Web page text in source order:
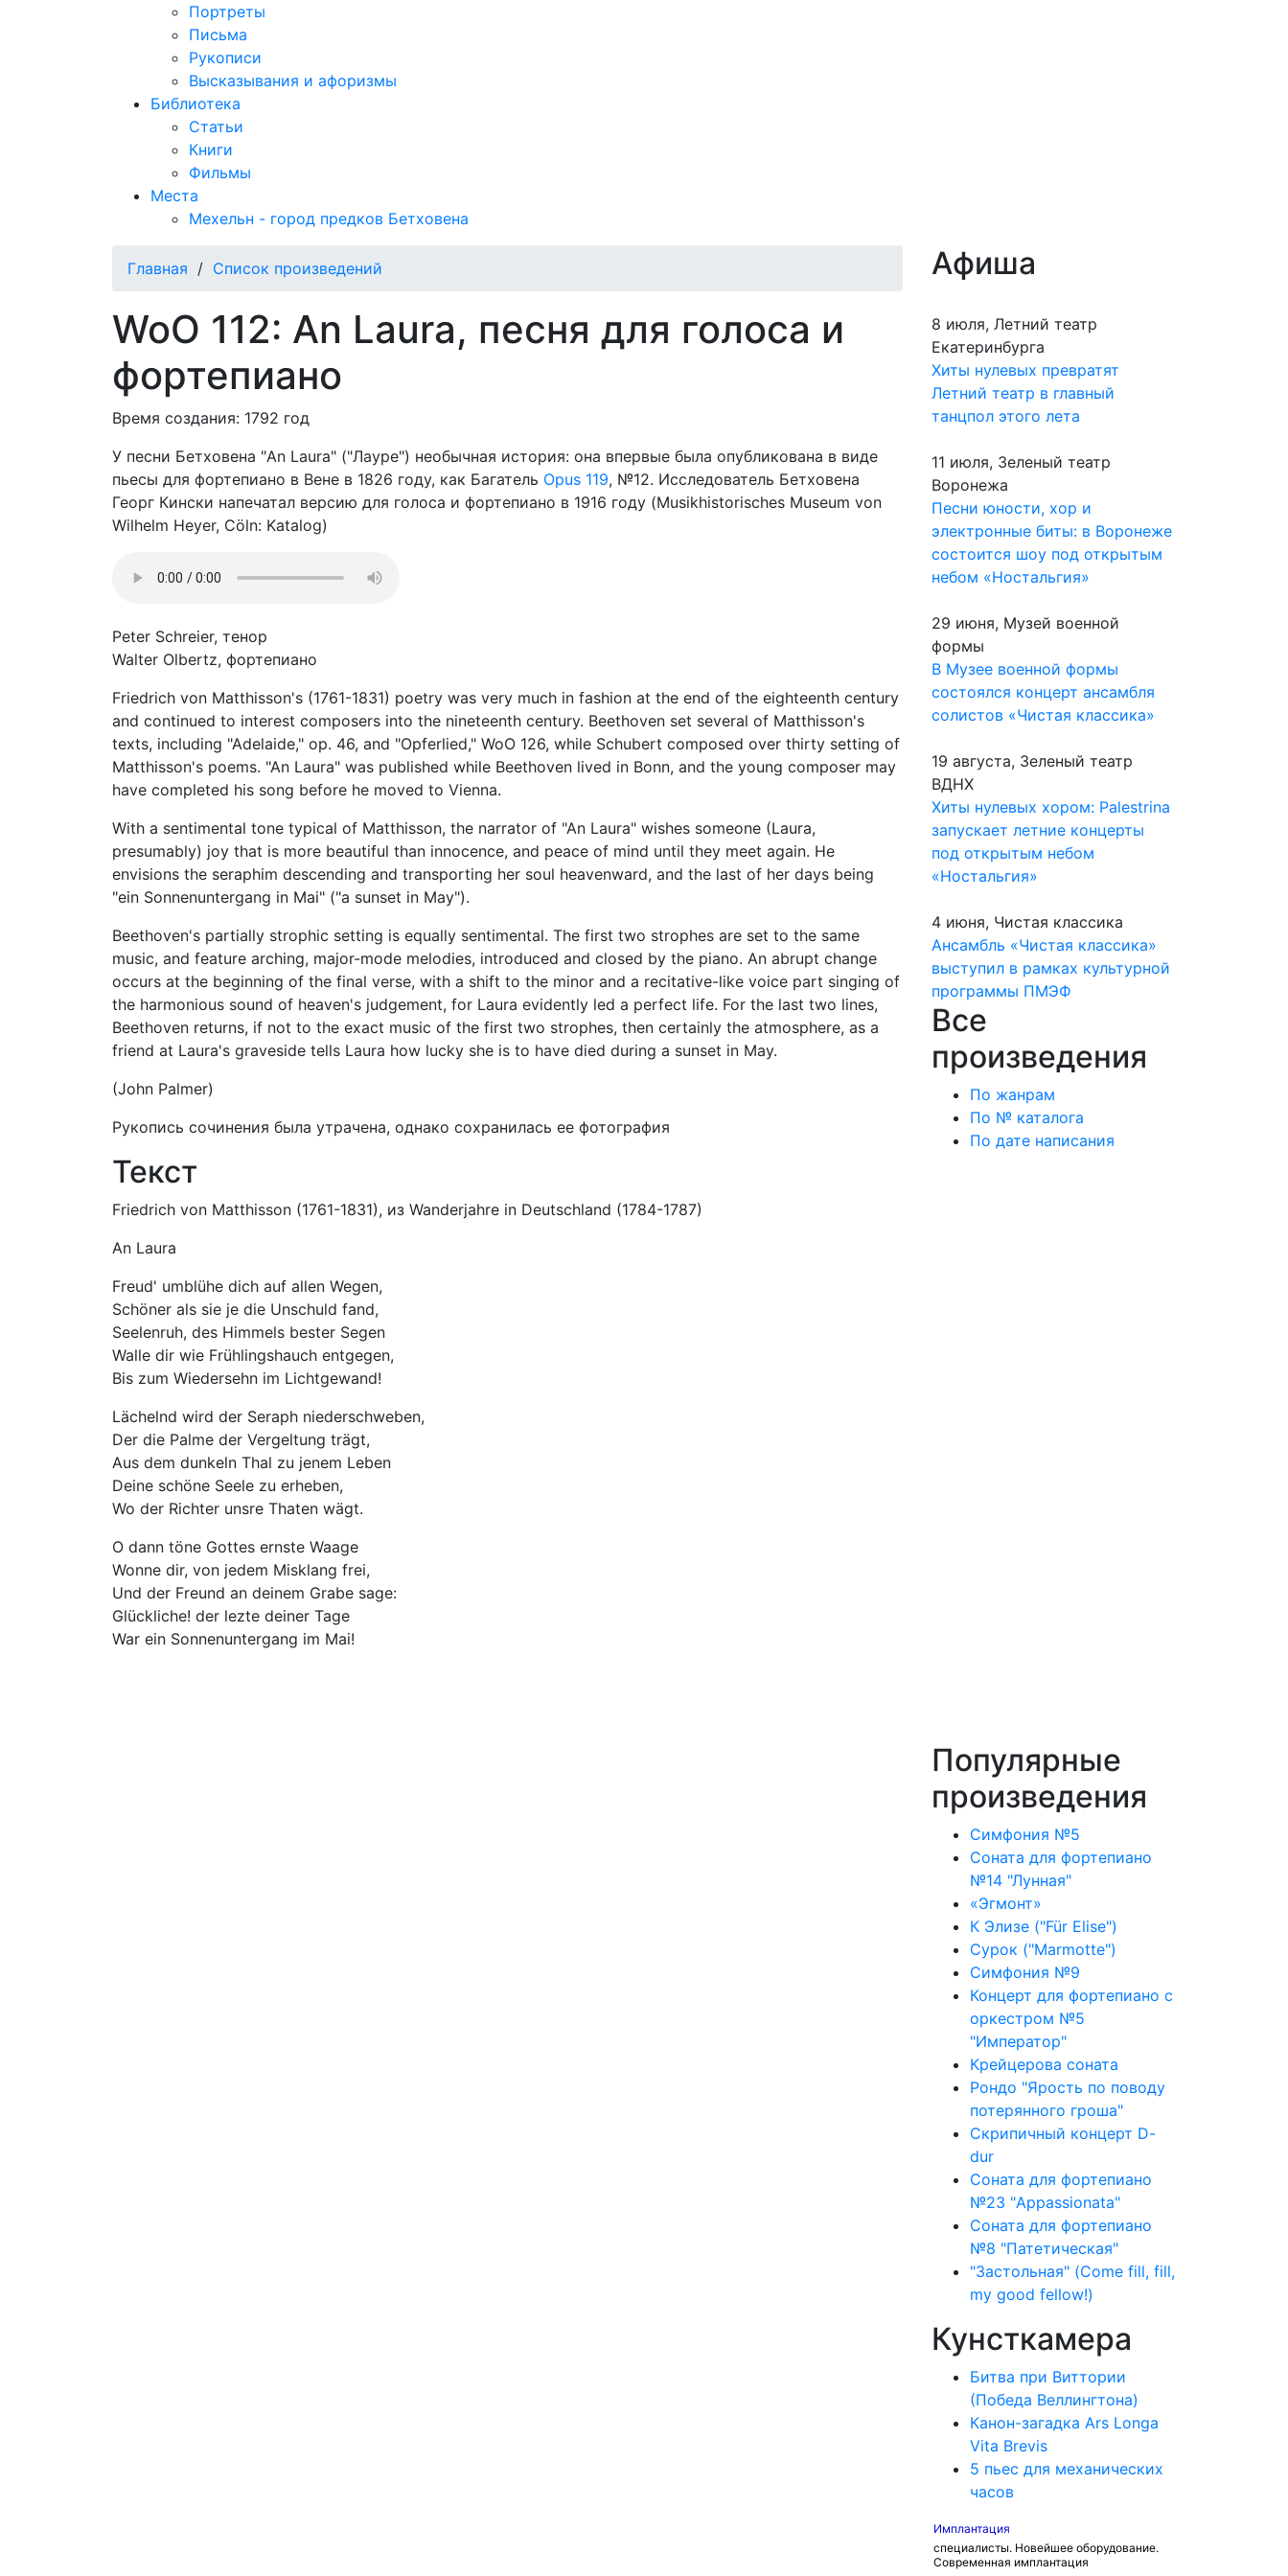
Портреты
Письма
Рукописи
Высказывания и афоризмы
Библиотека
Статьи
Книги
Фильмы
Места
Мехельн - город предков Бетховена
Главная / Список произведений
WoO 112: An Laura, песня для голоса и
фортепиано
Время создания: 1792 год
У песни Бетховена "An Laura" ("Лауре") необычная история: она впервые была опубликована в виде
пьесы для фортепиано в Вене в 1826 году, как Багатель Opus 119, №12. Исследователь Бетховена
Георг Кински напечатал версию для голоса и фортепиано в 1916 году (Musikhistorisches Museum von
Wilhelm Heyer, Cöln: Katalog)
Peter Schreier, тенор
Walter Olbertz, фортепиано
Friedrich von Matthisson's (1761-1831) poetry was very much in fashion at the end of the eighteenth century
and continued to interest composers into the nineteenth century. Beethoven set several of Matthisson's
texts, including "Adelaide," op. 46, and "Opferlied," WoO 126, while Schubert composed over thirty setting of
Matthisson's poems. "An Laura" was published while Beethoven lived in Bonn, and the young composer may
have completed his song before he moved to Vienna.
With a sentimental tone typical of Matthisson, the narrator of "An Laura" wishes someone (Laura,
presumably) joy that is more beautiful than innocence, and peace of mind until they meet again. He
envisions the seraphim descending and transporting her soul heavenward, and the last of her days being
"ein Sonnenuntergang in Mai" ("a sunset in May").
Beethoven's partially strophic setting is equally sentimental. The first two strophes are set to the same
music, and feature arching, major-mode melodies, introduced and closed by the piano. An abrupt change
occurs at the beginning of the final verse, with a shift to the minor and a recitative-like voice part singing of
the harmonious sound of heaven's judgement, for Laura evidently led a perfect life. For the last two lines,
Beethoven returns, if not to the exact music of the first two strophes, then certainly the atmosphere, as a
friend at Laura's graveside tells Laura how lucky she is to have died during a sunset in May.
(John Palmer)
Рукопись сочинения была утрачена, однако сохранилась ее фотография
Текст
Friedrich von Matthisson (1761-1831), из Wanderjahre in Deutschland (1784-1787)
An Laura
Freud' umblühe dich auf allen Wegen,
Schöner als sie je die Unschuld fand,
Seelenruh, des Himmels bester Segen
Walle dir wie Frühlingshauch entgegen,
Bis zum Wiedersehn im Lichtgewand!
Lächelnd wird der Seraph niederschweben,
Der die Palme der Vergeltung trägt,
Aus dem dunkeln Thal zu jenem Leben
Deine schöne Seele zu erheben,
Wo der Richter unsre Thaten wägt.
O dann töne Gottes ernste Waage
Wonne dir, von jedem Misklang frei,
Und der Freund an deinem Grabe sage:
Glückliche! der lezte deiner Tage
War ein Sonnenuntergang im Mai!
Афиша
8 июля, Летний театр
Екатеринбурга
Хиты нулевых превратят
Летний театр в главный
танцпол этого лета
11 июля, Зеленый театр
Воронежа
Песни юности, хор и
электронные биты: в Воронеже
состоится шоу под открытым
небом «Ностальгия»
29 июня, Музей военной
формы
В Музее военной формы
состоялся концерт ансамбля
солистов «Чистая классика»
19 августа, Зеленый театр
ВДНХ
Хиты нулевых хором: Palestrina
запускает летние концерты
под открытым небом
«Ностальгия»
4 июня, Чистая классика
Ансамбль «Чистая классика»
выступил в рамках культурной
программы ПМЭФ
Все
произведения
По жанрам
По № каталога
По дате написания
Популярные
произведения
Симфония №5
Соната для фортепиано
№14 "Лунная"
«Эгмонт»
К Элизе ("Für Elise")
Сурок ("Marmotte")
Симфония №9
Концерт для фортепиано с
оркестром №5
"Император"
Крейцерова соната
Рондо "Ярость по поводу
потерянного гроша"
Скрипичный концерт D-
dur
Соната для фортепиано
№23 "Appassionata"
Соната для фортепиано
№8 "Патетическая"
"Застольная" (Come fill, fill,
my good fellow!)
Кунсткамера
Битва при Виттории
(Победа Веллингтона)
Канон-загадка Ars Longa
Vita Brevis
5 пьес для механических
часов
Имплантация
специалисты. Новейшее оборудование.
Современная имплантация